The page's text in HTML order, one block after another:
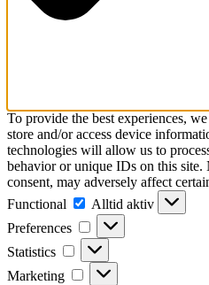
To provide the best experiences,
store and/or access device
technologies will allow us to
behavior or unique IDs on this
consent, may adversely affect
Functional
Functional
Alltid aktiv
Preferences
Preferences
Statistics Statistics
Marketing Marketing